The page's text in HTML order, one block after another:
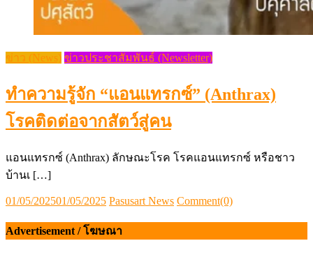
ข่าว (News) ข่าวประชาสัมพันธ์ (Newsletter)
ทำความรู้จัก “แอนแทรกซ์” (Anthrax)
โรคติดต่อจากสัตว์สู่คน
แอนแทรกซ์ (Anthrax) ลักษณะโรค โรคแอนแทรกซ์ หรือชาว
บ้านเ […]
Posted
01/05/202501/05/2025 Author
Pasusart News Comment(0)
Advertisement / โฆษณา